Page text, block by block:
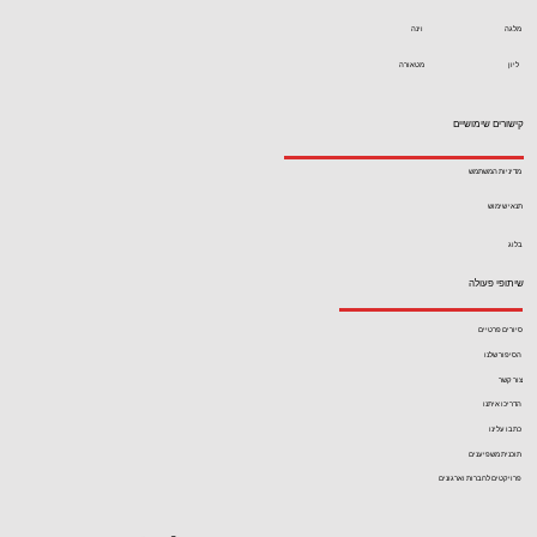
קישורים שימושיים
תנאי שימוש
מדיניות המשתמש
בלוג
שיתופי פעולה
תוכנית משפיענים
הסיפור שלנו
סיורים פרטיים
הדריכו איתנו
פרויקטים לחברות וארגונים
כתבו עלינו
צור קשר
מלגה
מטאורה
וינה
ליון